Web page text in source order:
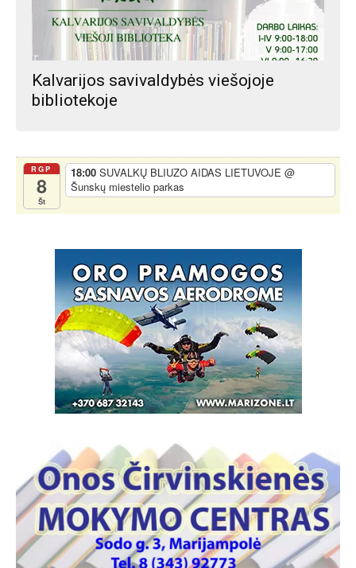
Kalvarijos savivaldybės viešojoje
bibliotekoje
RGP
8
Št
18:00 SUVALKŲ BLIUZO AIDAS LIETUVOJE @
Šunskų miestelio parkas